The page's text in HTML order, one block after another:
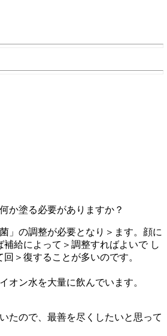
か塗る必要がありますか？
」の調整が必要となり＞ます。顔に
給によって＞調整すればよいで し
＞復することが多いのです。
オン水を大量に飲んでいます。
たので、最善を尽くしたいと思って